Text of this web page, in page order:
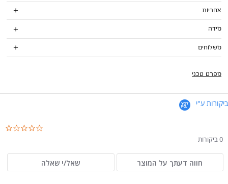
אחריות
מידה
משלוחים
מפרט טכני
ביקורות ע"י
0 ביקורות
חווה דעתך על המוצר שאל/י שאלה